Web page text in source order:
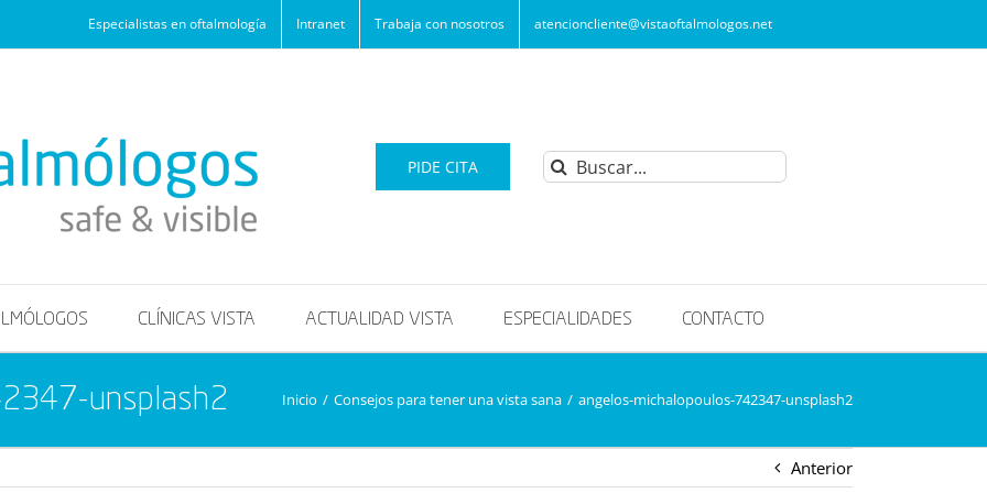
Especialistas en oftalmología Intranet Trabaja con nosotros atencioncliente@vistaoftalmologos.net
PIDE CITA Buscar:
CLÍNICAS VISTA ACTUALIDAD VISTA ESPECIALIDADES CONTACTO
unsplash2 Inicio / Consejos para tener una vista sana / angelos-michalopoulos-742347-unsplash2
Anterior